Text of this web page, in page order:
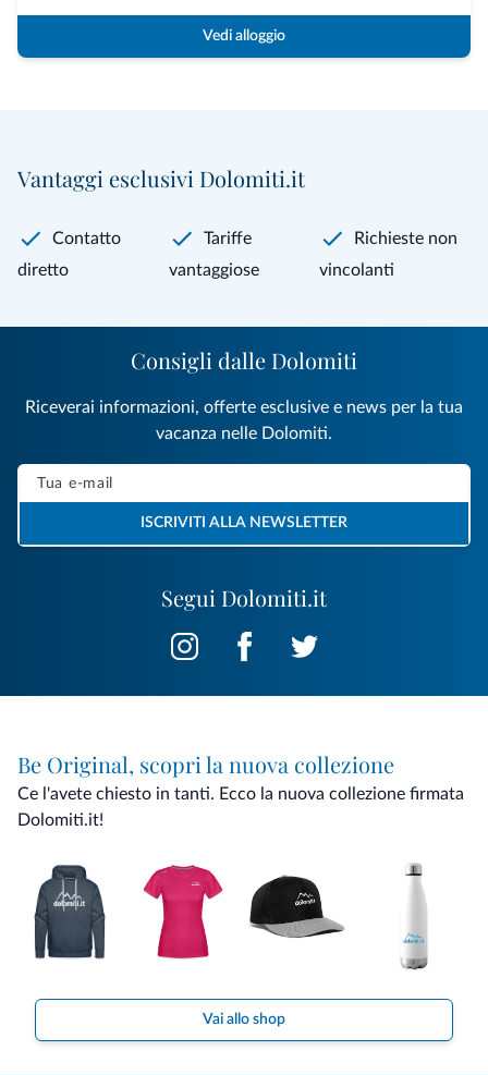
Vedi alloggio
Vantaggi esclusivi Dolomiti.it
Contatto
diretto
Tariffe
vantaggiose
Richieste non
vincolanti
Segui Dolomiti.it
Consigli dalle Dolomiti
Riceverai informazioni, offerte esclusive e news per la tua
vacanza nelle Dolomiti.
ISCRIVITI ALLA NEWSLETTER
Be Original, scopri la nuova collezione
Ce l'avete chiesto in tanti. Ecco la nuova collezione firmata
Dolomiti.it!
Vai allo shop